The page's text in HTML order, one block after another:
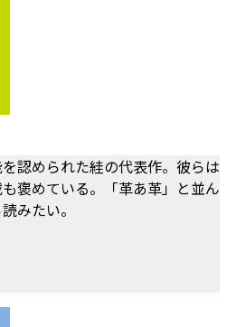
認められた絓の代表作。彼らは
褒めている。「革あ革」と並ん
みたい。